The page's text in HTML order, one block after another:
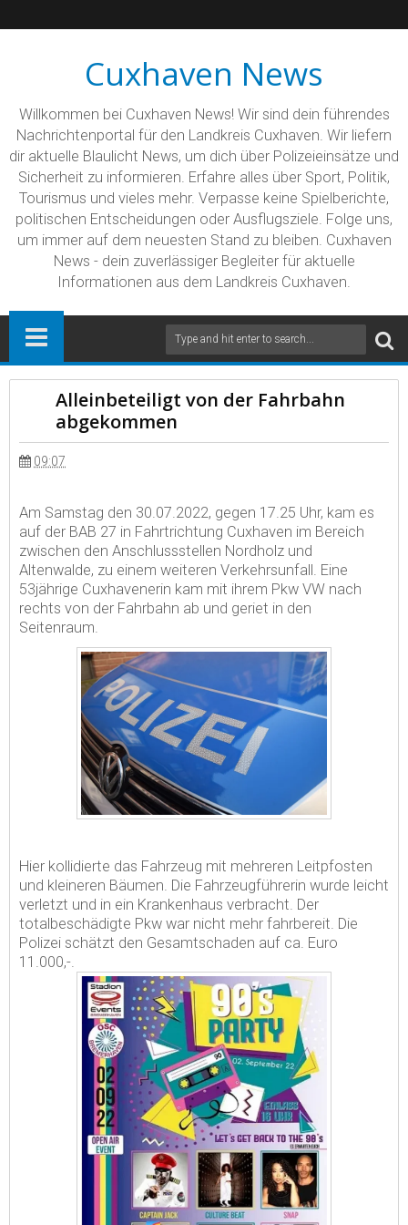
Cuxhaven News
Willkommen bei Cuxhaven News! Wir sind dein führendes
Nachrichtenportal für den Landkreis Cuxhaven. Wir liefern
dir aktuelle Blaulicht News, um dich über Polizeieinsätze und
Sicherheit zu informieren. Erfahre alles über Sport, Politik,
Tourismus und vieles mehr. Verpasse keine Spielberichte,
politischen Entscheidungen oder Ausflugsziele. Folge uns,
um immer auf dem neuesten Stand zu bleiben. Cuxhaven
News - dein zuverlässiger Begleiter für aktuelle
Informationen aus dem Landkreis Cuxhaven.
Alleinbeteiligt von der Fahrbahn
abgekommen
09:07
Am Samstag den 30.07.2022, gegen 17.25 Uhr, kam es
auf der BAB 27 in Fahrtrichtung Cuxhaven im Bereich
zwischen den Anschlussstellen Nordholz und
Altenwalde, zu einem weiteren Verkehrsunfall. Eine
53jährige Cuxhavenerin kam mit ihrem Pkw VW nach
rechts von der Fahrbahn ab und geriet in den
Seitenraum.
Hier kollidierte das Fahrzeug mit mehreren Leitpfosten
und kleineren Bäumen. Die Fahrzeugführerin wurde leicht
verletzt und in ein Krankenhaus verbracht. Der
totalbeschädigte Pkw war nicht mehr fahrbereit. Die
Polizei schätzt den Gesamtschaden auf ca. Euro
11.000,-.